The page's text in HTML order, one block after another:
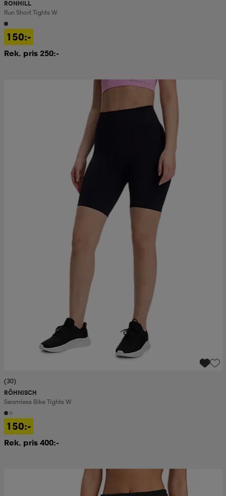
RONHILL
Run Short Tights W
150:-
Rek. pris 250:-
(30)
RÖHNISCH
Seamless Bike Tights W
150:-
Rek. pris 400:-